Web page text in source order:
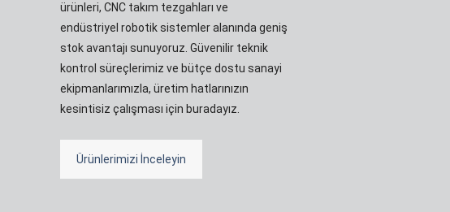
ürünleri, CNC takım tezgahları ve
endüstriyel robotik sistemler alanında geniş
stok avantajı sunuyoruz. Güvenilir teknik
kontrol süreçlerimiz ve bütçe dostu sanayi
ekipmanlarımızla, üretim hatlarınızın
kesintisiz çalışması için buradayız.
Ürünlerimizi İnceleyin